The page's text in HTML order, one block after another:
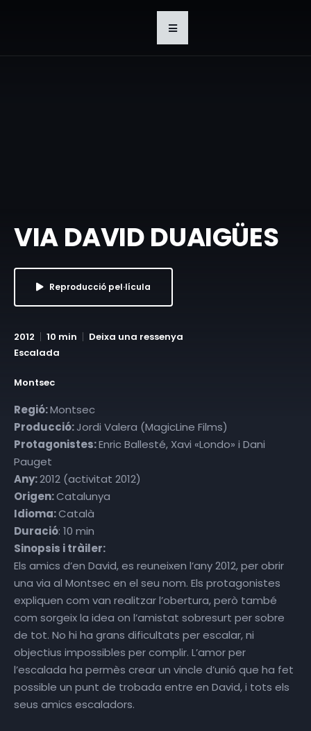
VIA DAVID DUAIGÜES
Reproducció pel·lícula
2012 10 min
Deixa una ressenya
Escalada
Montsec
Regió:Montsec
Producció:Jordi Valera (MagicLine Films)
Protagonistes:Enric Ballesté, Xavi «Londo» i Dani
Pauget
Any:2012 (activitat 2012)
Origen:Catalunya
Idioma:Català
Duració: 10 min
Sinopsis i tràiler:
Els amics d’en David, es reuneixen l’any 2012, per obrir
una via al Montsec en el seu nom. Els protagonistes
expliquen com van realitzar l’obertura, però també
com sorgeix la idea on l’amistat sobresurt per sobre
de tot. No hi ha grans dificultats per escalar, ni
objectius impossibles per complir. L’amor per
l’escalada ha permès crear un vincle d’unió que ha fet
possible un punt de trobada entre en David, i tots els
seus amics escaladors.